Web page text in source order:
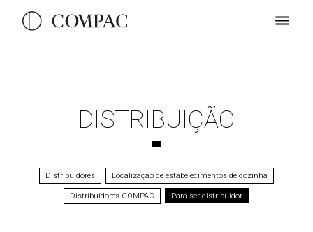
DISTRIBUIÇÃO
Distribuidores Localização de estabelecimentos de cozinha
Distribuidores COMPAC Para ser distribuidor